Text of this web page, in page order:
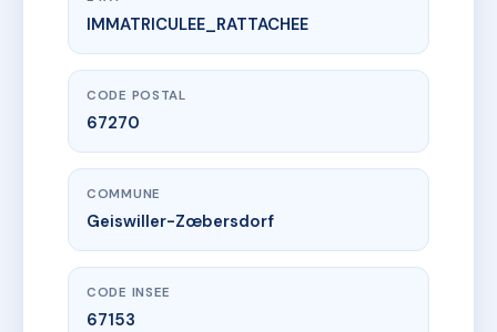
www.vme.plus/AJ0757054
6R-MELSHEIM
6 Rue de Melsheim67270 Geiswiller-Zœbersdorf
IMMATRICULEE_RATTACHEE
CODE POSTAL
67270
COMMUNE
Geiswiller-Zœbersdorf
CODE INSEE
67153